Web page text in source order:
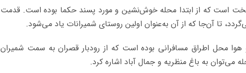
است که از ابتدا محله خوش‌نشین و مورد پسند حکما بوده است. قدمت
تا آن‌جا که از آن به‌عنوان اولین روستای شمیرانات یاد می‌شود.
محل اطراق مسافرانی بوده است ﻛﻪ از رودﺑﺎر ﻗﺼﺮان ﺑﻪ ﺳﻤﺖ ﺷﻤﻴﺮان
می‌توان به ﺑﺎغ ﻣﻨﻈﺮﻳﻪ و ﺟﻤﺎل آﺑﺎد اشاره کرد.